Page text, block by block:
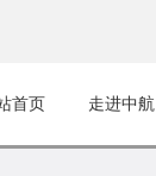
首页 走进中航